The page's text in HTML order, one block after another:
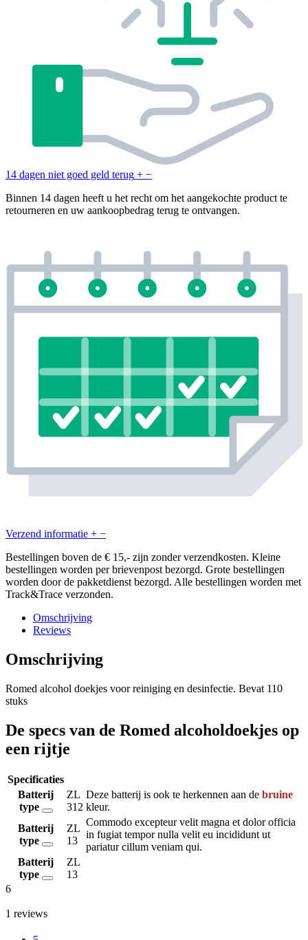
14 dagen niet goed geld terug + −
Binnen 14 dagen heeft u het recht om het aangekochte product te
retourneren en uw aankoopbedrag terug te ontvangen.
Verzend informatie + −
Bestellingen boven de € 15,- zijn zonder verzendkosten. Kleine
bestellingen worden per brievenpost bezorgd. Grote bestellingen
worden door de pakketdienst bezorgd. Alle bestellingen worden met
Track&Trace verzonden.
Omschrijving
Reviews
Omschrijving
Romed alcohol doekjes voor reiniging en desinfectie. Bevat 110
stuks
De specs van de Romed alcoholdoekjes op
een rijtje
Specificaties
Batterij
type
ZL
312
Deze batterij is ook te herkennen aan de bruine
kleur.
Batterij
type
ZL
13
Commodo excepteur velit magna et dolor officia
in fugiat tempor nulla velit eu incididunt ut
pariatur cillum veniam qui.
Batterij
type
ZL
13
6
1 reviews